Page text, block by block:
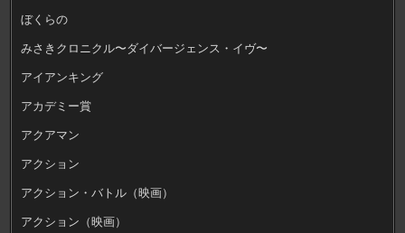
ぼくらの
みさきクロニクル〜ダイバージェンス・イヴ〜
アイアンキング
アカデミー賞
アクアマン
アクション
アクション・バトル（映画）
アクション（映画）